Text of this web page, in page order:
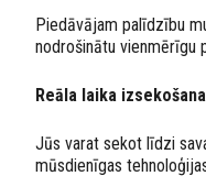
Piedāvājam palīdzību
nodrošinātu vienmērīgu
Reāla laika izsekošana
Jūs varat sekot līdzi
mūsdienīgas